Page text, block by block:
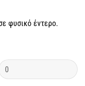
φυσικό έντερο.